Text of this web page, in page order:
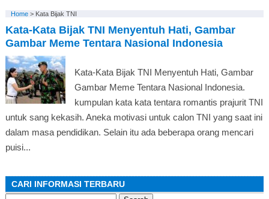
Home> Kata Bijak TNI
Kata-Kata Bijak TNI Menyentuh Hati, Gambar
Gambar Meme Tentara Nasional Indonesia
Kata-Kata Bijak TNI Menyentuh Hati, Gambar
Gambar Meme Tentara Nasional Indonesia.
kumpulan kata kata tentara romantis prajurit TNI
untuk sang kekasih. Aneka motivasi untuk calon TNI yang saat ini
dalam masa pendidikan. Selain itu ada beberapa orang mencari
puisi...
CARI INFORMASI TERBARU